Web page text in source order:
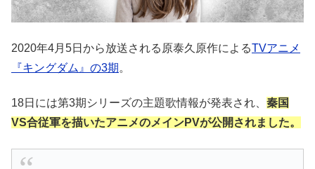
2020年4月5日から放送される原泰久原作によるTVアニメ
『キングダム』の3期 。
18日には第3期シリーズの主題歌情報が発表され、 秦国
VS合従軍を描いたアニメのメインPVが公開されました。